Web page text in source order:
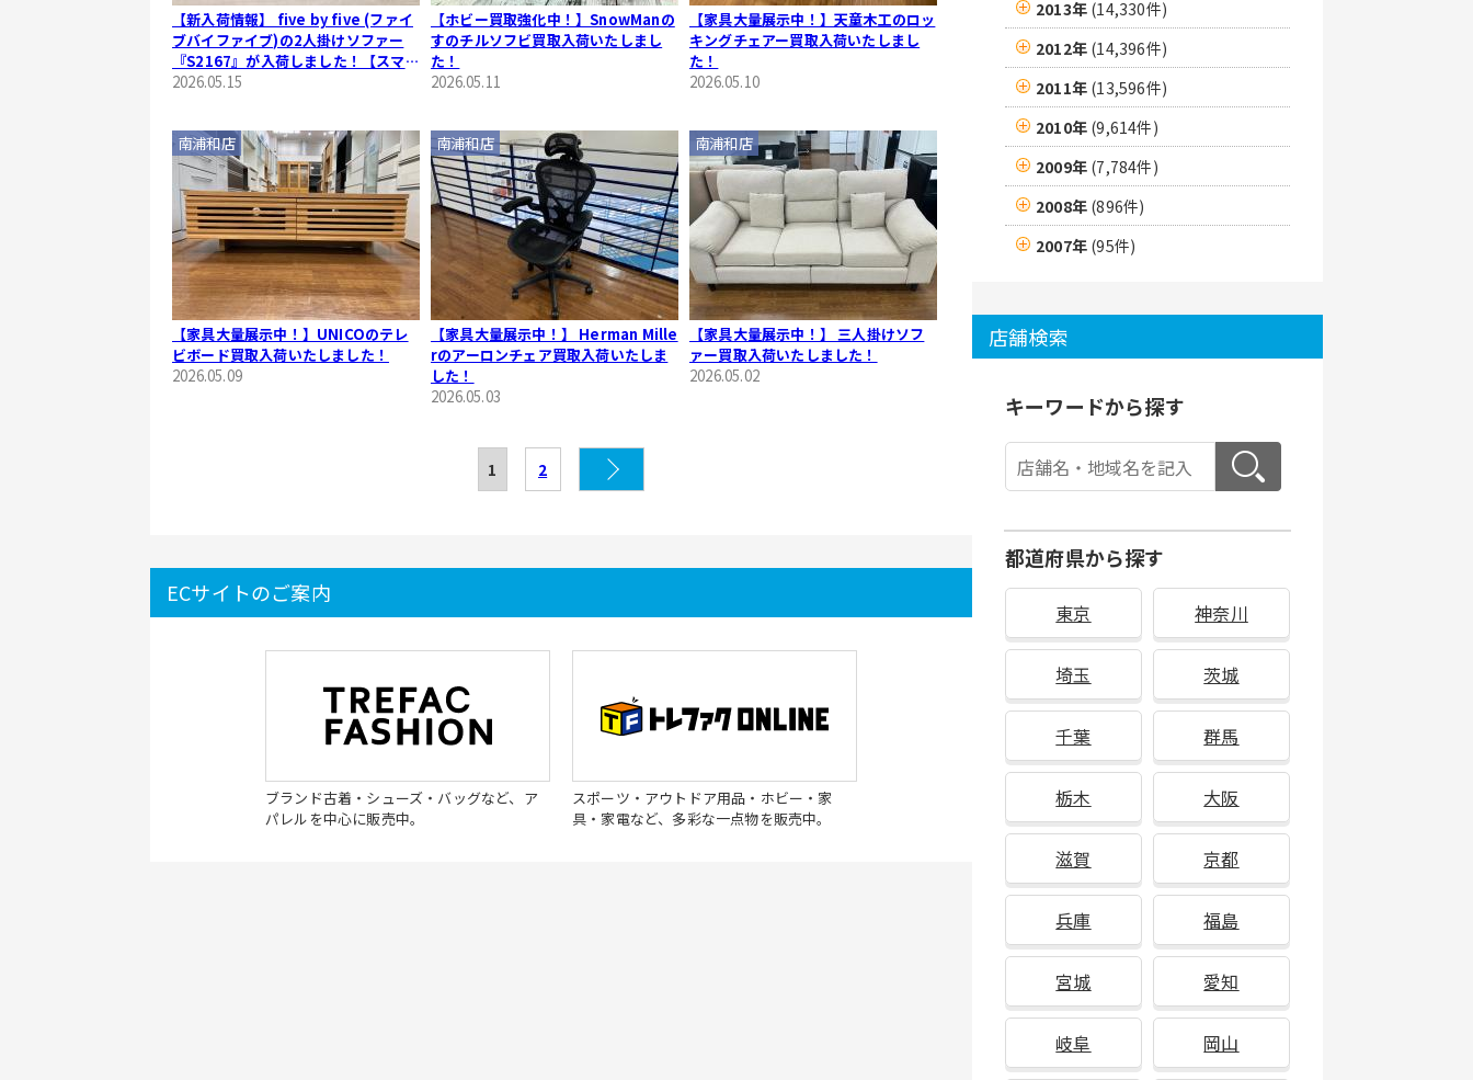
【新入荷情報】 five by five (ファイ
ブバイファイブ)の2人掛けソファー
『S2167』が入荷しました！【スマホ
で購入】
2026.05.15
【ホビー買取強化中！】SnowManの
すのチルソフビ買取入荷いたしまし
た！
2026.05.11
【家具大量展示中！】天童木工のロッ
キングチェアー買取入荷いたしまし
た！
2026.05.10
【家具大量展示中！】UNICOのテレ
ビボード買取入荷いたしました！
2026.05.09
南浦和店
【家具大量展示中！】 Herman Mille
rのアーロンチェア買取入荷いたしま
した！
2026.05.03
南浦和店
【家具大量展示中！】 三人掛けソフ
ァー買取入荷いたしました！
2026.05.02
南浦和店
1 2
ECサイトのご案内
ブランド古着・シューズ・バッグなど、ア
パレルを中心に販売中。
スポーツ・アウトドア用品・ホビー・家
具・家電など、多彩な一点物を販売中。
2013年 (14,330件)
2012年 (14,396件)
2011年 (13,596件)
2010年 (9,614件)
2009年 (7,784件)
2008年 (896件)
2007年 (95件)
店舗検索
キーワードから探す
都道府県から探す
東京 神奈川
埼玉 茨城
千葉 群馬
栃木 大阪
滋賀 京都
兵庫 福島
宮城 愛知
岐阜 岡山